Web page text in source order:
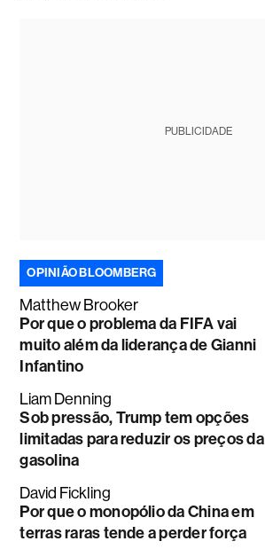
PUBLICIDADE
OPINIÃO BLOOMBERG
Matthew Brooker
Por que o problema da FIFA vai
muito além da liderança de Gianni
Infantino
Liam Denning
Sob pressão, Trump tem opções
limitadas para reduzir os preços da
gasolina
David Fickling
Por que o monopólio da China em
terras raras tende a perder força